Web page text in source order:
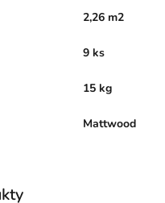
2,26 m2
9 ks
15 kg
Mattwood